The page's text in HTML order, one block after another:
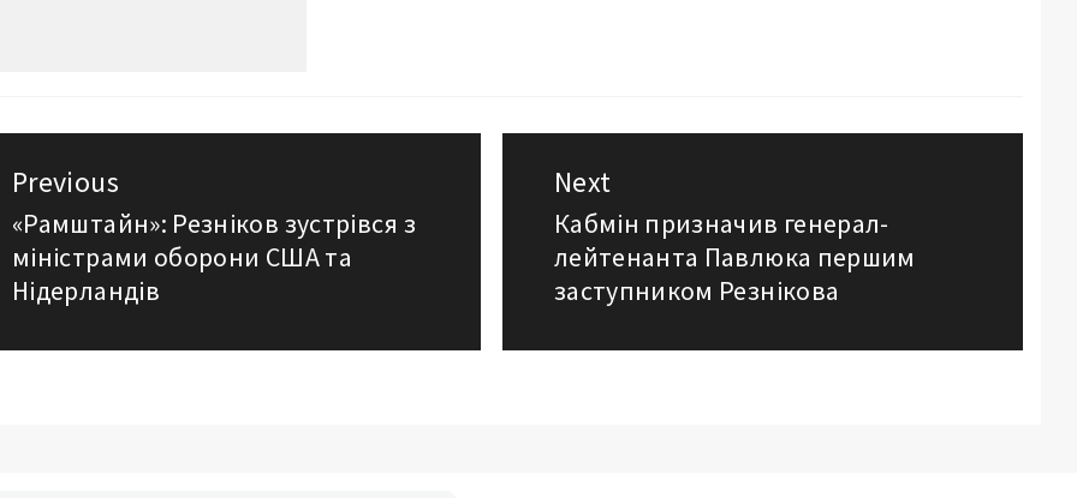
Previous
Previous
post:
«Рамштайн»: Резніков зустрівся з
міністрами оборони США та
Нідерландів
Next
Next
post:
Кабмін призначив генерал-
лейтенанта Павлюка першим
заступником Резнікова